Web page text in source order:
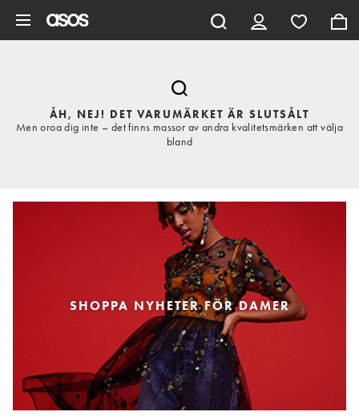
ÅH, NEJ! DET VARUMÄRKET ÄR SLUTSÅLT
Men oroa dig inte – det finns massor av andra kvalitetsmärken att välja
bland
SHOPPA NYHETER FÖR DAMER